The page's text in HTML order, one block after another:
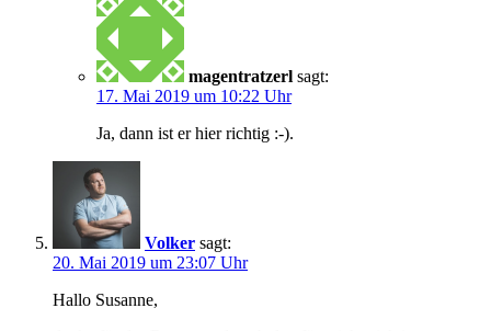
magentratzerl sagt:
17. Mai 2019 um 10:22 Uhr
Ja, dann ist er hier richtig :-).
Volker sagt:
20. Mai 2019 um 23:07 Uhr
Hallo Susanne,